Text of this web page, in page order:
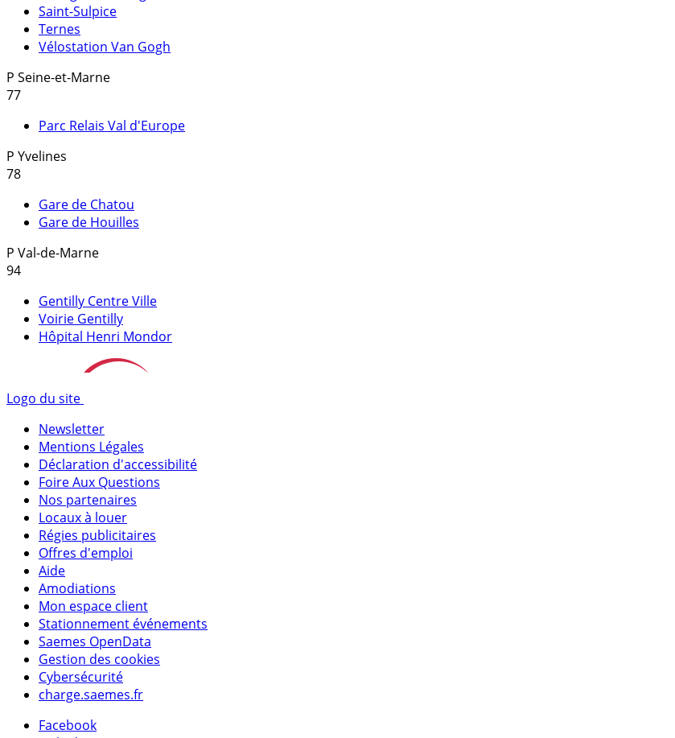
Saint-Sulpice
Ternes
Vélostation Van Gogh
P Seine-et-Marne
77
Parc Relais Val d'Europe
P Yvelines
78
Gare de Chatou
Gare de Houilles
P Val-de-Marne
94
Gentilly Centre Ville
Voirie Gentilly
Hôpital Henri Mondor
Logo du site
Newsletter
Mentions Légales
Déclaration d'accessibilité
Foire Aux Questions
Nos partenaires
Locaux à louer
Régies publicitaires
Offres d'emploi
Aide
Amodiations
Mon espace client
Stationnement événements
Saemes OpenData
Gestion des cookies
Cybersécurité
charge.saemes.fr
Facebook